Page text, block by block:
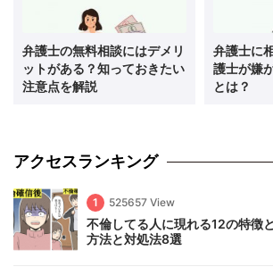
弁護士の無料相談にはデメリ
ットがある？知っておきたい
注意点を解説
弁護士に
護士が嫌
とは？
アクセスランキング
1 525657 View
不倫してる人に現れる12の特徴
方法と対処法8選